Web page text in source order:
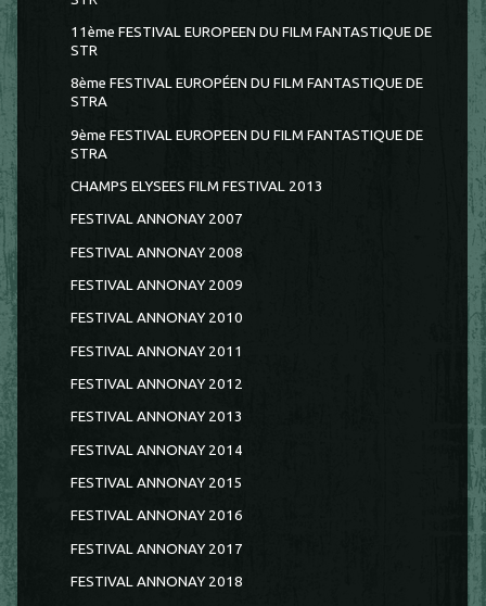
11ème FESTIVAL EUROPEEN DU FILM FANTASTIQUE DE
STR
8ème FESTIVAL EUROPÉEN DU FILM FANTASTIQUE DE
STRA
9ème FESTIVAL EUROPEEN DU FILM FANTASTIQUE DE
STRA
CHAMPS ELYSEES FILM FESTIVAL 2013
FESTIVAL ANNONAY 2007
FESTIVAL ANNONAY 2008
FESTIVAL ANNONAY 2009
FESTIVAL ANNONAY 2010
FESTIVAL ANNONAY 2011
FESTIVAL ANNONAY 2012
FESTIVAL ANNONAY 2013
FESTIVAL ANNONAY 2014
FESTIVAL ANNONAY 2015
FESTIVAL ANNONAY 2016
FESTIVAL ANNONAY 2017
FESTIVAL ANNONAY 2018